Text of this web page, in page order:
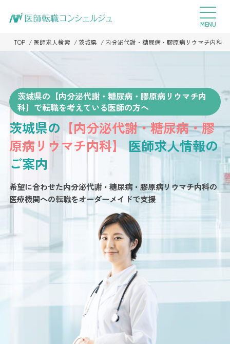
TOP 医師求人検索 茨城県 内分泌代謝・糖尿病・膠原病リウマチ内科
茨城県の【内分泌代謝・糖尿病・膠原病リウマチ内
科】で転職を考えている医師の方へ
茨城県の 【内分泌代謝・糖尿病・膠
原病リウマチ内科】 医師求人情報の
ご案内
希望に合わせた内分泌代謝・糖尿病・膠原病リウマチ内科の
医療機関への転職をオーダーメイドで支援